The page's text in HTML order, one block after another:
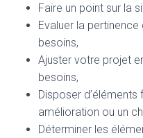
Faire un point sur la
Evaluer la
besoins,
Ajuster votre projet
besoins,
Disposer
amélioration ou un
Déterminer les